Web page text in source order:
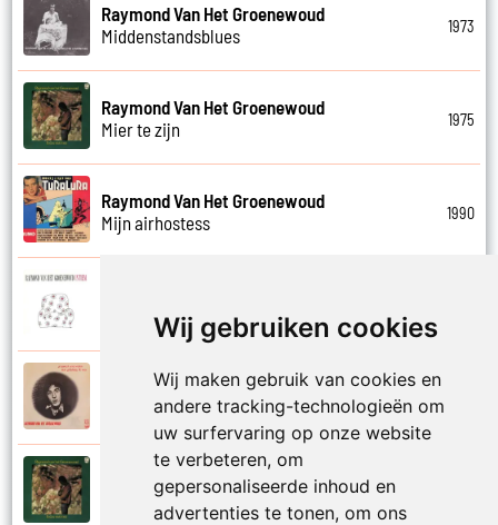
Wij gebruiken cookies
Wij maken gebruik van cookies en
andere tracking-technologieën om
uw surfervaring op onze website
te verbeteren, om
gepersonaliseerde inhoud en
advertenties te tonen, om ons
Raymond Van Het Groenewoud
Middenstandsblues
1973
Raymond Van Het Groenewoud
Mier te zijn
1975
Raymond Van Het Groenewoud
Mijn airhostess
1990
Mijn leven lang
Raymond Van Het Groenewoud
Mijn lieve schatje
Raymond Van Het Groenewoud
Mijn schoolgaande jeugd